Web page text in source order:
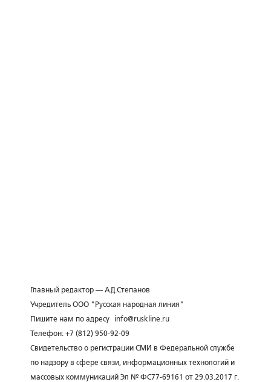
Главный редактор — А.Д.Степанов
Учредитель ООО "Русская народная линия"
Пишите нам по адресу
info@ruskline.ru
Телефон: +7 (812) 950-92-09
Свидетельство о регистрации СМИ в Федеральной службе
по надзору в сфере связи, информационных технологий и
массовых коммуникаций Эл № ФС77-69161 от 29.03.2017 г.